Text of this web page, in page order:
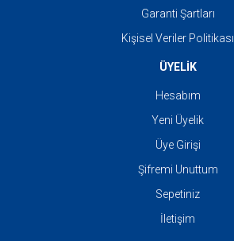
Garanti Şartları
Kişisel Veriler Politikası
ÜYELİK
Hesabım
Yeni Üyelik
Üye Girişi
Şifremi Unuttum
Sepetiniz
İletişim